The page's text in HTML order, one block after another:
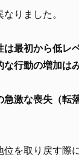
りました。
最初から低レ
行動の増加は
急激な喪失（転
を取り戻す際